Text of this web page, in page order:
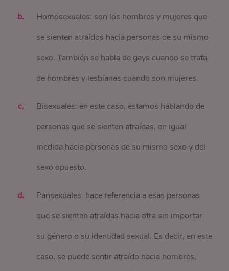
Homosexuales: son los hombres y mujeres que
se sienten atraídos hacia personas de su mismo
sexo. También se habla de gays cuando se trata
de hombres y lesbianas cuando son mujeres.
Bisexuales: en este caso, estamos hablando de
personas que se sienten atraídas, en igual
medida hacia personas de su mismo sexo y del
sexo opuesto.
Pansexuales: hace referencia a esas personas
que se sienten atraídas hacia otra sin importar
su género o su identidad sexual. Es decir, en este
caso, se puede sentir atraído hacia hombres,